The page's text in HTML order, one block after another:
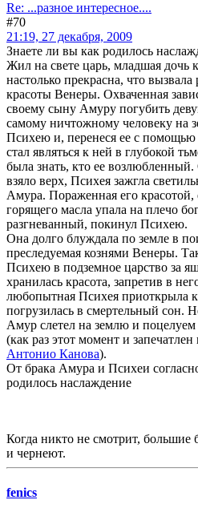
Re: ...разное интересное....
#70
21:19, 27 декабря, 2009
Знаете ли вы как родилось
Жил на свете царь, младшая дочь
настолько прекрасна, что
красоты Венеры. Охваченная
своему сыну Амуру погубить
самому ничтожному человеку на
Психею и, перенеся ее с помощью
стал являться к ней в глубокой
была знать, кто ее
взяло верх, Психея зажгла
Амура. Пораженная его красотой,
горящего масла упала на плечо
разгневанный, покинул Психею.
Она долго блуждала по земле в
преследуемая кознями Венеры.
Психею в подземное царство за
хранилась красота, запретив в
любопытная Психея приоткрыла
погрузилась в смертельный сон.
Амур слетел на землю и
(как раз этот момент и
Антонио Канова).
От брака Амура и Психеи
родилось наслаждение
Когда никто не смотрит, большие
и чернеют.
fenics